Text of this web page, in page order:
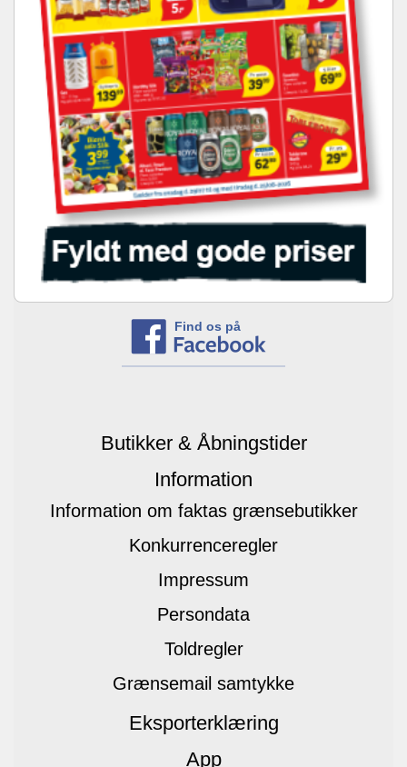
Find os på
Butikker & Åbningstider
Information
Information om faktas grænsebutikker
Konkurrenceregler
Impressum
Persondata
Toldregler
Grænsemail samtykke
Eksporterklæring
App